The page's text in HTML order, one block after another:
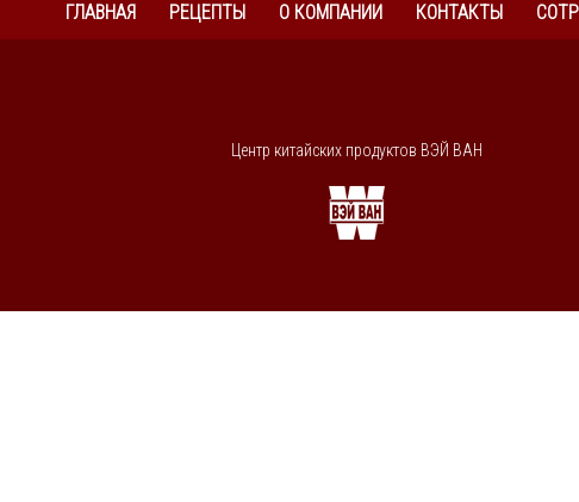
ГЛАВНАЯ РЕЦЕПТЫ О КОМПАНИИ КОНТАКТЫ
Центр китайских продуктов ВЭЙ ВАН